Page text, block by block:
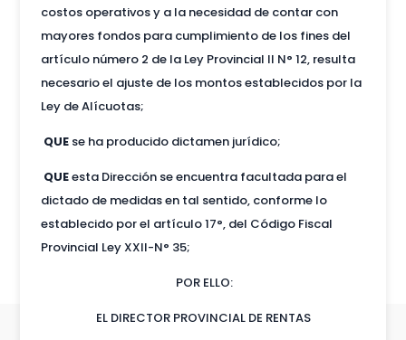
costos operativos y a la necesidad de contar con
mayores fondos para cumplimiento de los fines del
artículo número 2 de la Ley Provincial II N° 12, resulta
necesario el ajuste de los montos establecidos por la
Ley de Alícuotas;
QUEse ha producido dictamen jurídico;
QUEesta Dirección se encuentra facultada para el
dictado de medidas en tal sentido, conforme lo
establecido por el artículo 17°, del Código Fiscal
Provincial Ley XXII-N° 35;
POR ELLO:
EL DIRECTOR PROVINCIAL DE RENTAS